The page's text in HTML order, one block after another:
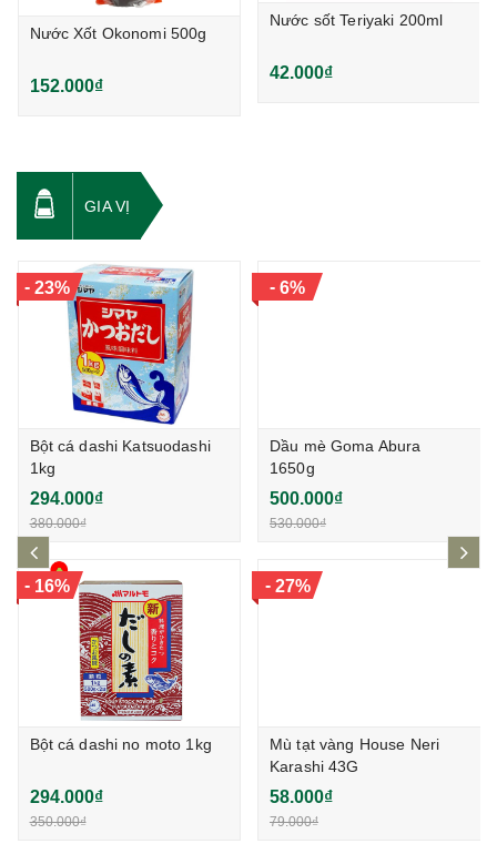
Nước Xốt Okonomi 500g
152.000₫
Nước sốt Teriyaki 200ml
42.000₫
GIA VỊ
- 23%
Bột cá dashi Katsuodashi
1kg
294.000₫
380.000₫
- 16%
Bột cá dashi no moto 1kg
294.000₫
350.000₫
- 6%
Dầu mè Goma Abura
1650g
500.000₫
530.000₫
-27%
Mù tạt vàng House Neri
Karashi 43G
58.000₫
79.000₫